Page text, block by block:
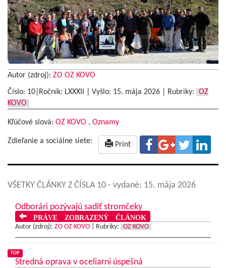
Autor (zdroj): ZO OZ KOVO
Číslo: 10|Ročník: LXXXIl | Vyšlo: 15. mája 2026 Rubriky:
OZ
KOVO
Kľúčové slová: OZ KOVO , Oznamy
Zdieľanie a sociálne siete: Print
VŠETKY ČLÁNKY Z ČÍSLA 10 - vydané: 15. mája 2026
Odborári pozývajú sadiť stromčeky
PRÁVE ZOBRAZENÝ ČLÁNOK
Autor (zdroj): ZO OZ KOVO Rubriky: OZ KOVO
TOP
Stredná oprava v oceliarni úspešná